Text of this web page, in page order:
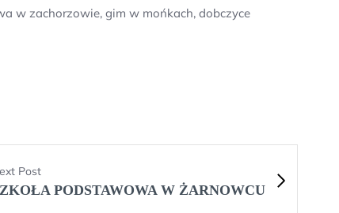
w zachorzowie, gim w mońkach, dobczyce
Post
PODSTAWOWA W ŻARNOWCU